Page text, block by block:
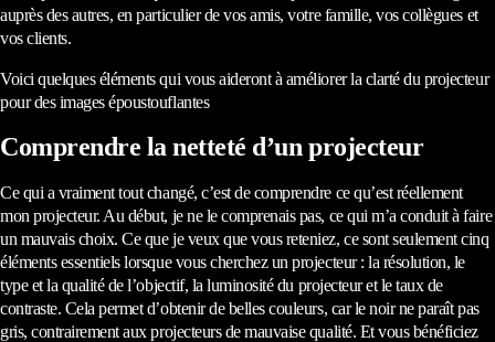
auprès des autres, en particulier de vos amis, votre famille, vos collègues et
vos clients.
Voici quelques éléments qui vous aideront à améliorer la clarté du projecteur
pour des images époustouflantes
Comprendre la netteté d’un projecteur
Ce qui a vraiment tout changé, c’est de comprendre ce qu’est réellement
mon projecteur. Au début, je ne le comprenais pas, ce qui m’a conduit à faire
un mauvais choix. Ce que je veux que vous reteniez, ce sont seulement cinq
éléments essentiels lorsque vous cherchez un projecteur : la résolution, le
type et la qualité de l’objectif, la luminosité du projecteur et le taux de
contraste. Cela permet d’obtenir de belles couleurs, car le noir ne paraît pas
gris, contrairement aux projecteurs de mauvaise qualité. Et vous bénéficiez